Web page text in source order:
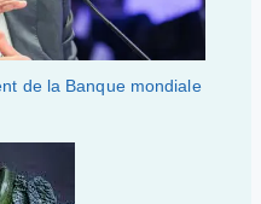
de la Banque mondiale